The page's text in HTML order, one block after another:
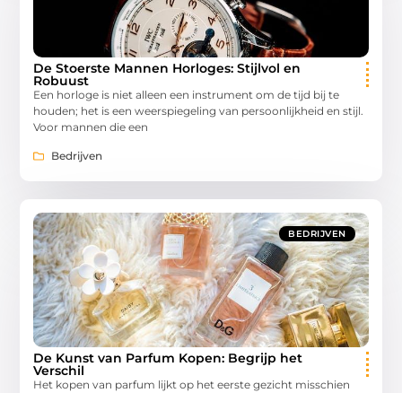
De Stoerste Mannen Horloges: Stijlvol en
Robuust
Een horloge is niet alleen een instrument om de tijd bij te
houden; het is een weerspiegeling van persoonlijkheid en stijl.
Voor mannen die een
Bedrijven
BEDRIJVEN
De Kunst van Parfum Kopen: Begrijp het
Verschil
Het kopen van parfum lijkt op het eerste gezicht misschien